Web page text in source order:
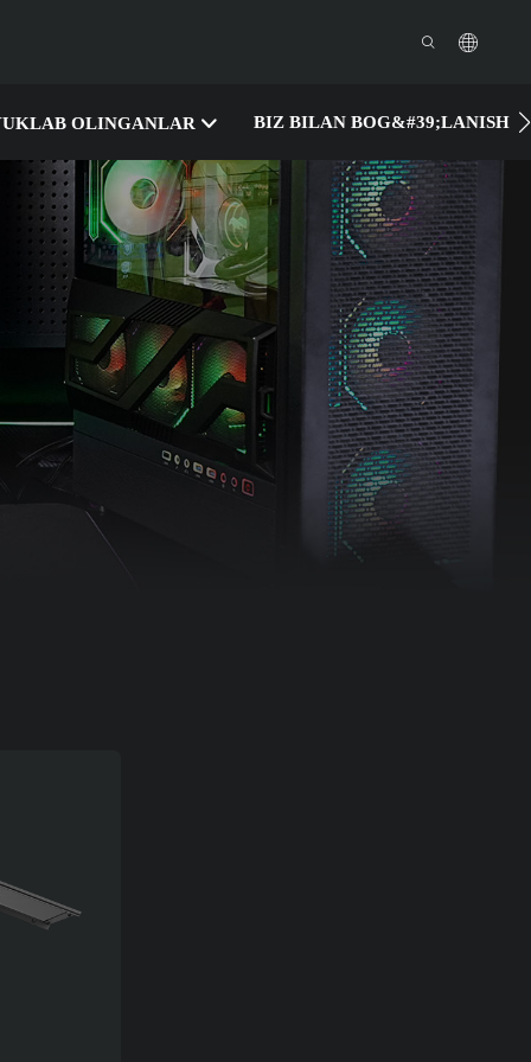
OLINGANLAR BIZ BILAN BOG&#39;LANISH